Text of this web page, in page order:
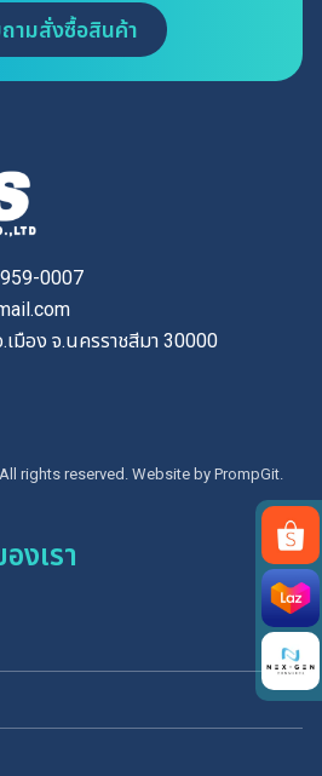
ามสั่งซื้อสินค้า
0007
มือง จ.นครราชสีมา 30000
rights reserved. Website by PrompGit.
งเรา